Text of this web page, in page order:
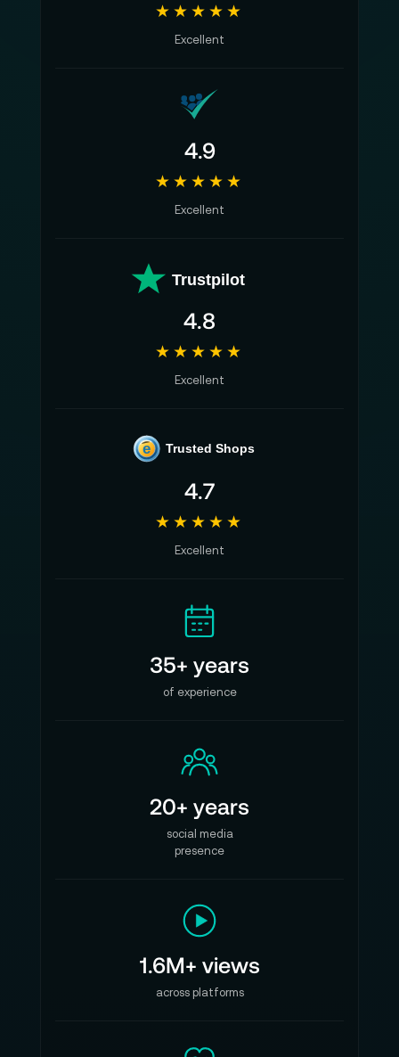
★★★★★
Excellent
4.9
★★★★★
Excellent
Trustpilot
4.8
★★★★★
Excellent
e Trusted Shops
4.7
★★★★★
Excellent
35+ years
of experience
20+ years
social media
presence
1.6M+ views
across platforms